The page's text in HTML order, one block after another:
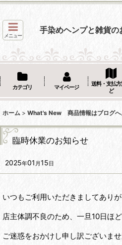
メニュー
手染めヘンプと雑貨
カテゴリ マイページ
送料・支払
ど
ホーム > What's New 商品情報はブログへ
臨時休業のお知らせ
2025年01 月15日
いつもご利用いただきましてありが
店主体調不良のため、一旦10日ほ
ご迷惑をおかけし申し訳ございませ